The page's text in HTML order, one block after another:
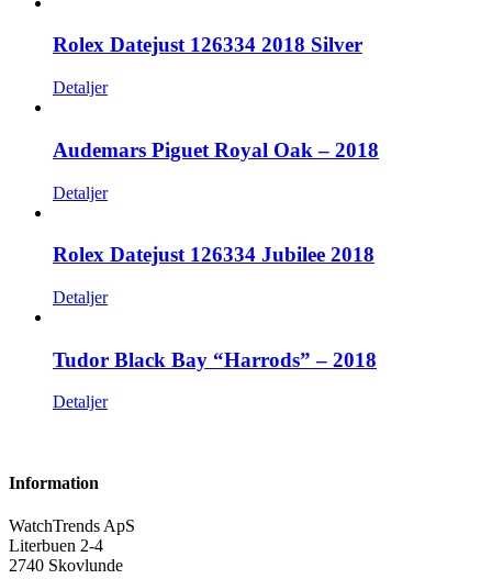
Rolex Datejust 126334 2018 Silver
Detaljer
Audemars Piguet Royal Oak – 2018
Detaljer
Rolex Datejust 126334 Jubilee 2018
Detaljer
Tudor Black Bay “Harrods” – 2018
Detaljer
Information
WatchTrends ApS
Literbuen 2-4
2740 Skovlunde